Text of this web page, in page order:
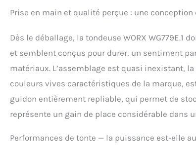
Prise en main et qualité perçue : une
Dès le déballage, la tondeuse WORX
et semblent conçus pour durer, un sentiment
matériaux. L’assemblage est quasi inexistant,
couleurs vives caractéristiques de la marque,
guidon entièrement repliable, qui permet de
représente un gain de place considérable dans
Performances de tonte — la puissance est-elle